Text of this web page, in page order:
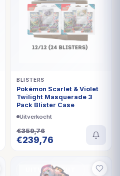
BLISTERS
Pokémon Scarlet & Violet
Twilight Masquerade 3
Pack Blister Case
Uitverkocht
€359,76
Oorspronkelijke
€359,76.
€239,76
€239,76.
UITVERKOCHT